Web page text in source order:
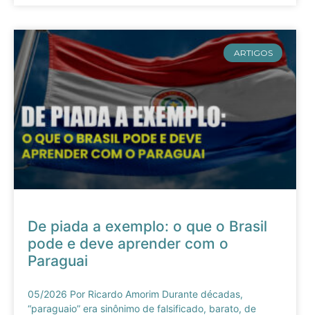
ARTIGOS
De piada a exemplo: o que o Brasil
pode e deve aprender com o
Paraguai
05/2026 Por Ricardo Amorim Durante décadas,
“paraguaio” era sinônimo de falsificado, barato, de